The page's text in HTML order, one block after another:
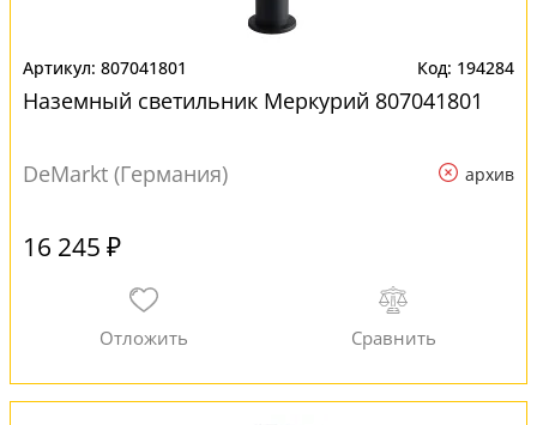
807041801 194284
Наземный светильник Меркурий 807041801
DeMarkt (Германия) архив
16 245 ₽